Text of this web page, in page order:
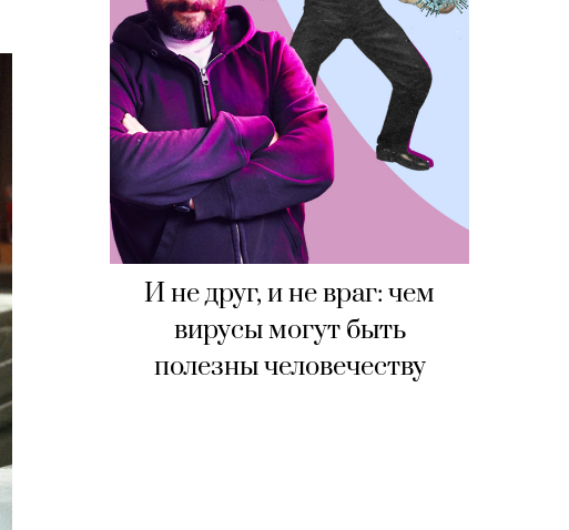
И не друг, и не враг: чем
вирусы могут быть
полезны человечеству